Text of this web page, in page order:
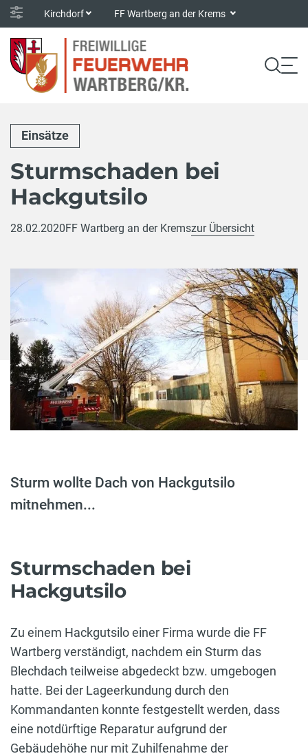
Kirchdorf FF Wartberg an der Krems
Einsätze
Sturmschaden bei
Hackgutsilo
28.02.2020FF Wartberg an der Kremszur Übersicht
Sturm wollte Dach von Hackgutsilo
mitnehmen...
Sturmschaden bei
Hackgutsilo
Zu einem Hackgutsilo einer Firma wurde die FF
Wartberg verständigt, nachdem ein Sturm das
Blechdach teilweise abgedeckt bzw. umgebogen
hatte. Bei der Lageerkundung durch den
Kommandanten konnte festgestellt werden, dass
eine notdürftige Reparatur aufgrund der
Gebäudehöhe nur mit Zuhilfenahme der